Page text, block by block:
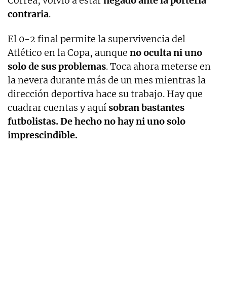
contraria.
El 0-2 final permite la supervivencia del
Atlético en la Copa, aunque no oculta ni uno
solo de sus problemas. Toca ahora meterse en
la nevera durante más de un mes mientras la
dirección deportiva hace su trabajo. Hay que
cuadrar cuentas y aquísobran bastantes
futbolistas. De hecho no hay ni uno solo
imprescindible.